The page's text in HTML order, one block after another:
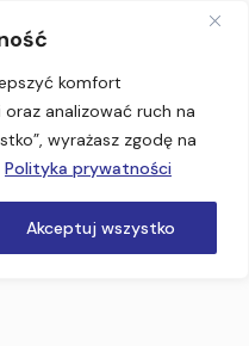
komfort
analizować ruch na
wyrażasz zgodę na
Polityka prywatności
Akceptuj wszystko
dla firmy)
(Wycieczka dla